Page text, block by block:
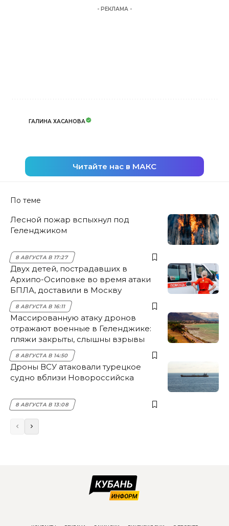
- РЕКЛАМА -
ГАЛИНА ХАСАНОВА
Читайте нас в МАКС
По теме
Лесной пожар вспыхнул под
Геленджиком
8 АВГУСТА В 17:27
Двух детей, пострадавших в
Архипо-Осиповке во время атаки
БПЛА, доставили в Москву
8 АВГУСТА В 16:11
Массированную атаку дронов
отражают военные в Геленджике:
пляжи закрыты, слышны взрывы
8 АВГУСТА В 14:50
Дроны ВСУ атаковали турецкое
судно вблизи Новороссийска
8 АВГУСТА В 13:08